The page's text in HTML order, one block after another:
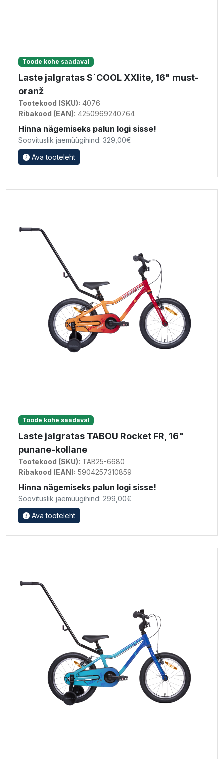
Toode kohe saadaval
Laste jalgratas S´COOL XXlite, 16" must-
oranž
Tootekood (SKU): 4076
Ribakood (EAN): 4250969240764
Hinna nägemiseks palun logi sisse!
Soovituslik jaemüügihind: 329,00€
Ava tooteleht
Toode kohe saadaval
Laste jalgratas TABOU Rocket FR, 16"
punane-kollane
Tootekood (SKU): TAB25-6680
Ribakood (EAN): 5904257310859
Hinna nägemiseks palun logi sisse!
Soovituslik jaemüügihind: 299,00€
Ava tooteleht